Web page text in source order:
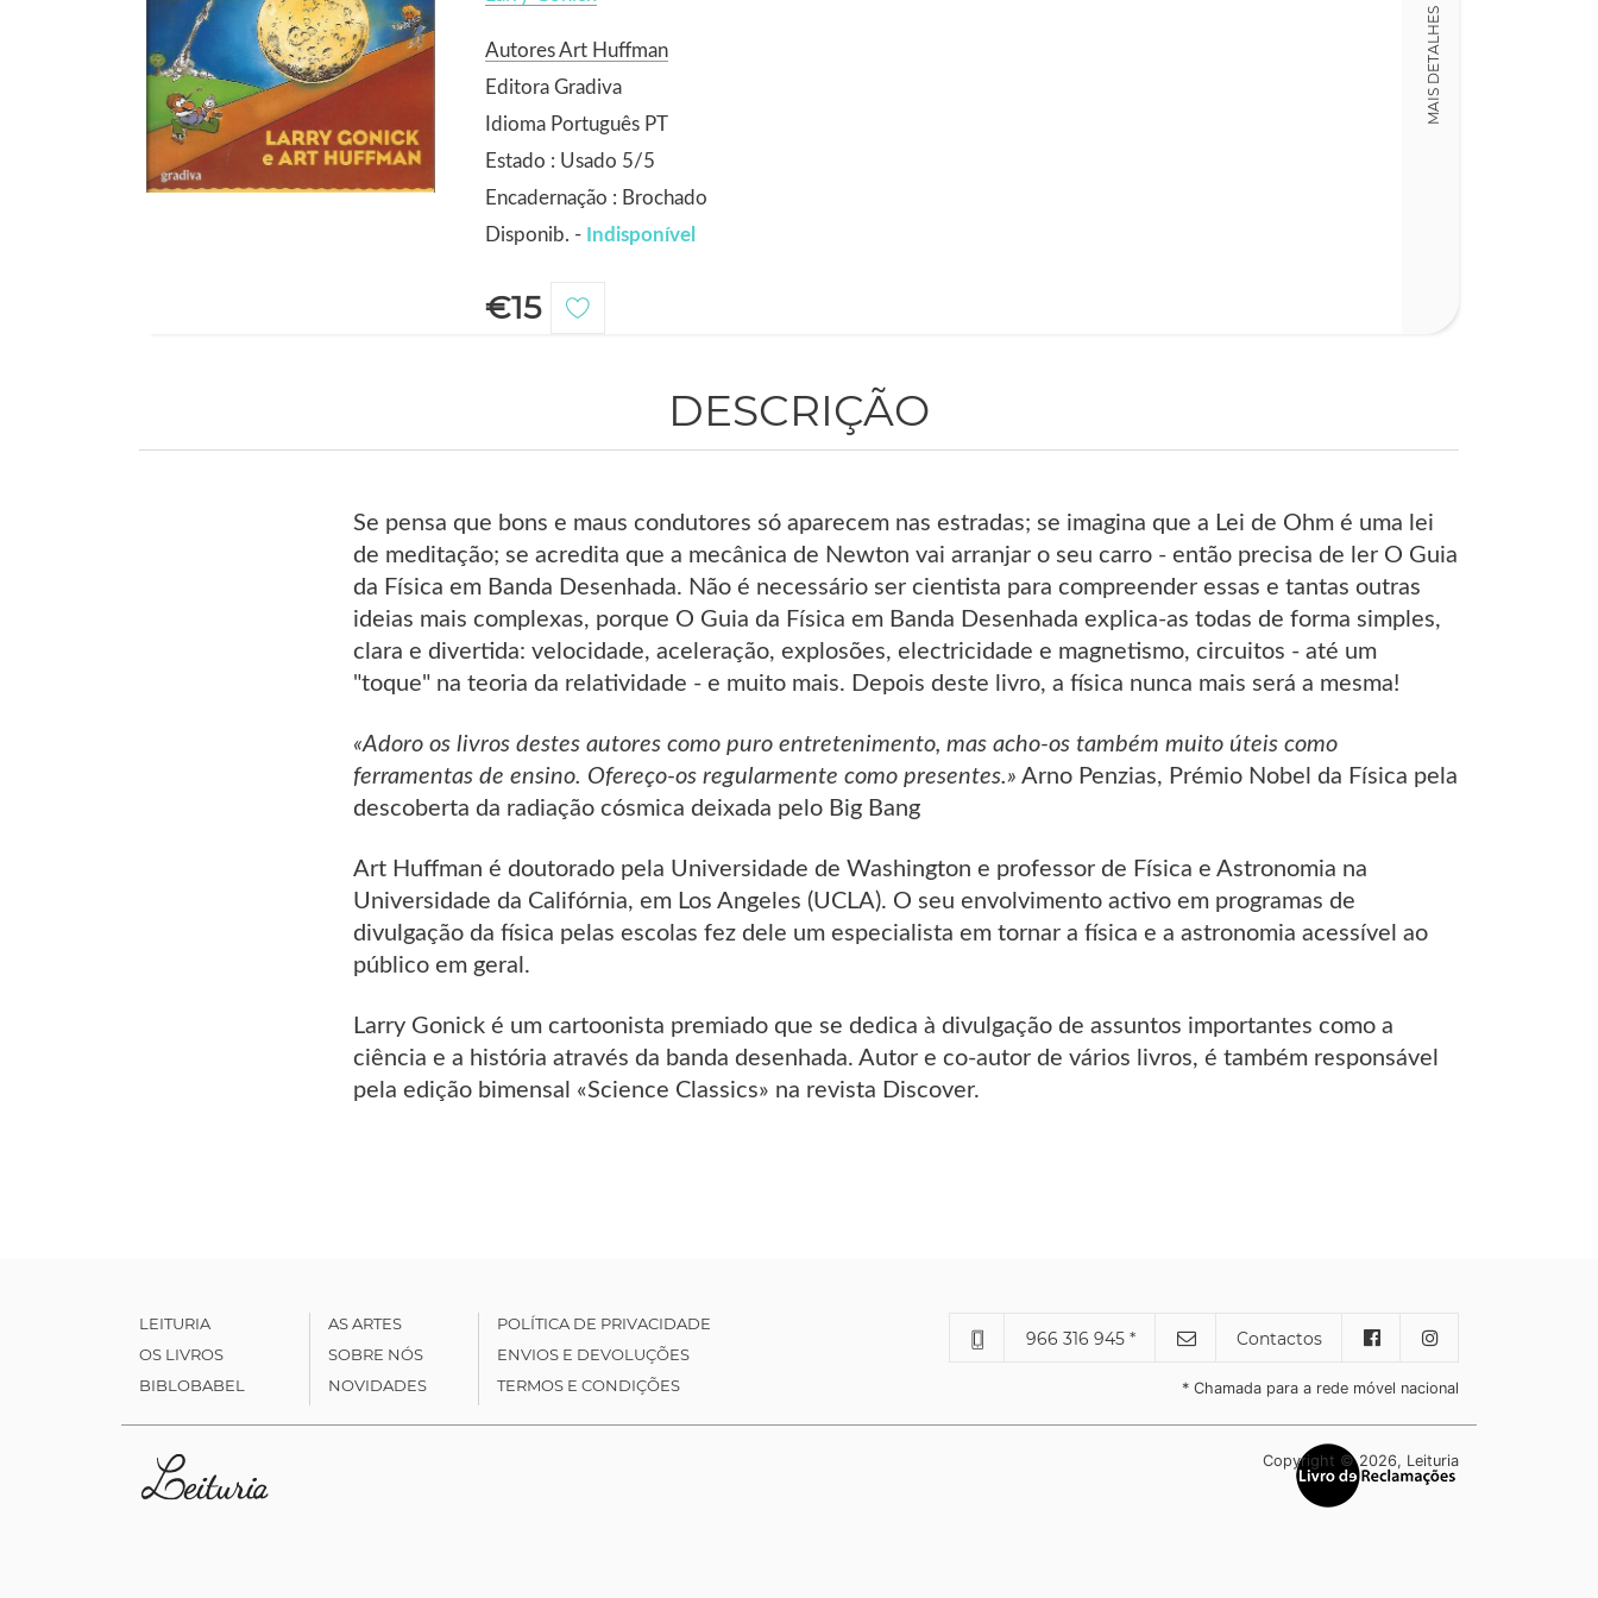
Autores Art Huffman
Editora Gradiva
Idioma Português PT
Estado : Usado 5/5
Encadernação : Brochado
Disponib. - Indisponível
€15
MAIS DETALHES
DESCRIÇÃO
Se pensa que bons e maus condutores só aparecem nas estradas; se imagina que a Lei de Ohm é uma lei
de meditação; se acredita que a mecânica de Newton vai arranjar o seu carro - então precisa de ler O Guia
da Física em Banda Desenhada. Não é necessário ser cientista para compreender essas e tantas outras
ideias mais complexas, porque O Guia da Física em Banda Desenhada explica-as todas de forma simples,
clara e divertida: velocidade, aceleração, explosões, electricidade e magnetismo, circuitos - até um
"toque" na teoria da relatividade - e muito mais. Depois deste livro, a física nunca mais será a mesma!
«Adoro os livros destes autores como puro entretenimento, mas acho-os também muito úteis como
ferramentas de ensino. Ofereço-os regularmente como presentes.» Arno Penzias, Prémio Nobel da Física pela
descoberta da radiação cósmica deixada pelo Big Bang
Art Huffman é doutorado pela Universidade de Washington e professor de Física e Astronomia na
Universidade da Califórnia, em Los Angeles (UCLA). O seu envolvimento activo em programas de
divulgação da física pelas escolas fez dele um especialista em tornar a física e a astronomia acessível ao
público em geral.
Larry Gonick é um cartoonista premiado que se dedica à divulgação de assuntos importantes como a
ciência e a história através da banda desenhada. Autor e co-autor de vários livros, é também responsável
pela edição bimensal «Science Classics» na revista Discover.
LEITURIA
OS LIVROS
BIBLOBABEL
AS ARTES
SOBRE NÓS
NOVIDADES
POLÍTICA DE PRIVACIDADE
ENVIOS E DEVOLUÇÕES
TERMOS E CONDIÇÕES
966 316 945 * Contactos
* Chamada para a rede móvel nacional
Copyright © 2026, Leituria